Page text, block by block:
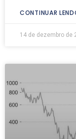
CONTINUAR
14 de dezembro de